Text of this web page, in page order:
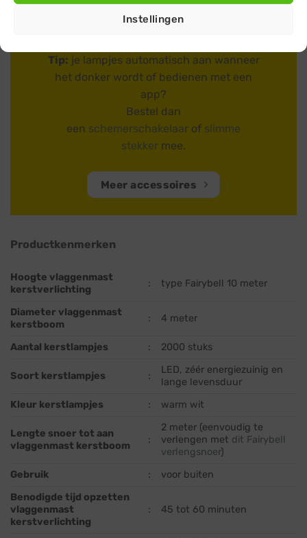
Instellingen
Tip: je lampjes automatisch aan wanneer
het donker wordt of bedienen met een
app?
Bestel dan
een schemerschakelaar of slimme
stekker mee.
Meer accessoires
Productkenmerken
Hoogte vlaggenmast
kerstverlichting
: type Fairybell 10 meter
Diameter vlaggenmast
kerstboom
: 4 meter
Aantal kerstlampjes : 2000 stuks
Soort kerstlampjes :
LED, zéér energiezuinig en
lange levensduur
Kleur kerstlampjes
: warm wit
Lengte snoer tot aan
vlaggenmast kerstboom
:
2 meter (eenvoudig te
verlengen met dit Fairybell
verlengsnoer)
Gebruik
:
voor buiten
Benodigde tijd opzetten
vlaggenmast
kerstverlichting
: 45 tot 60 minuten